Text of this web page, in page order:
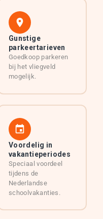
Gunstige
parkeertarieven
Goedkoop parkeren
bij het vliegveld
mogelijk.
Voordelig in
vakantieperiodes
Speciaal voordeel
tijdens de
Nederlandse
schoolvakanties.